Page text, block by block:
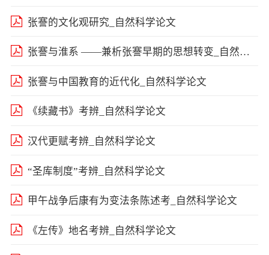
张謇的文化观研究_自然科学论文
张謇与淮系 ——兼析张謇早期的思想转变_自然科学论文
张謇与中国教育的近代化_自然科学论文
《续藏书》考辨_自然科学论文
汉代更赋考辨_自然科学论文
“圣库制度”考辨_自然科学论文
甲午战争后康有为变法条陈述考_自然科学论文
《左传》地名考辨_自然科学论文